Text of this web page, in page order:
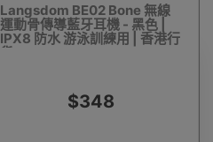
Langsdom BE02 Bone 無線
運動骨傳導藍牙耳機 - 黑色 |
IPX8 防水 游泳訓練用 | 香港行
貨
$348